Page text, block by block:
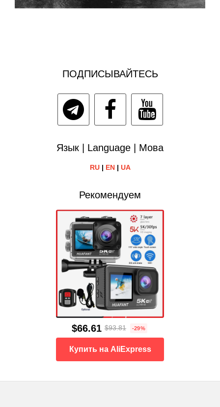
ПОДПИСЫВАЙТЕСЬ
Язык | Language | Мова
RU| EN| UA
Рекомендуем
$66.61 $93.81 -29%
Купить на AliExpress